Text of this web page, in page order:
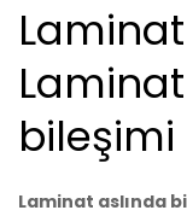
bileşimi
Laminat aslında